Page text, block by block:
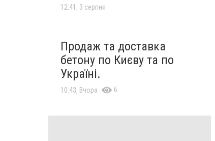
12:41, 3 серпня
Продаж та доставка
бетону по Києву та по
Україні.
10:43, Вчора 6